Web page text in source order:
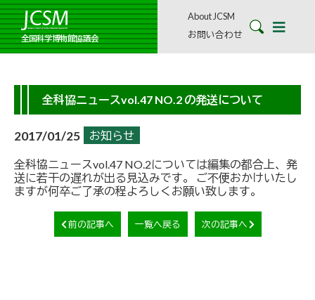
全国科学博物館協議会
About JCSM
お問い合わせ
全科協ニュースvol.47 NO.2 の発送について
2017/01/25 お知らせ
全科協ニュースvol.47 NO.2については編集の都合上、発
送に若干の遅れが出る見込みです。 ご不便おかけいたし
ますが何卒ご了承の程よろしくお願い致します。
前の記事へ 一覧へ戻る 次の記事へ